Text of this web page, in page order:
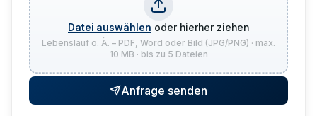
Datei auswählen oder hierher ziehen
Lebenslauf o. Ä. – PDF, Word oder Bild (JPG/PNG) · max.
10 MB · bis zu 5 Dateien
Anfrage senden